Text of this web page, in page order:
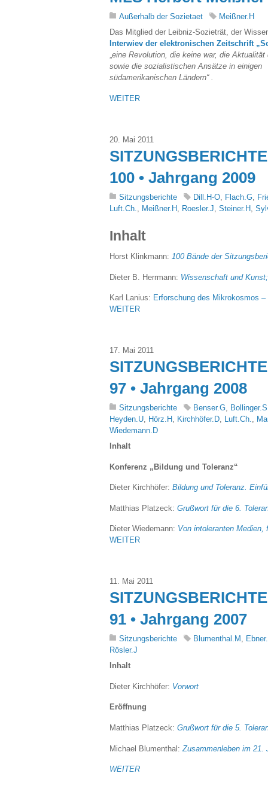
Außerhalb der Sozietaet
Meißner.H
Das Mitglied der Leibniz-Sozieträt, der
Interwiev der elektronischen Zeitschrift
„eine Revolution, die keine war, dieAktualität
sowie die sozialistischen Ansätze in einigen
südamerikanischen Ländern“ .
WEITER
20. Mai 2011
100 • Jahrgang 2009
Sitzungsberichte Dill.H-O Flach.G
Luft.Ch.
Meißner.H Roesler.J Steiner.H
Inhalt
Horst Klinkmann: 100 Bände der
Dieter B. Herrmann: Wissenschaft und
Karl Lanius: Erforschung des Mikrokosmos –
WEITER
17. Mai 2011
97 • Jahrgang 2008
Sitzungsberichte Benser.G, Bollinger.S
Heyden.U, Hörz.H , Kirchhöfer.D, Luft.Ch.,
Wiedemann.D
Inhalt
Konferenz „Bildung und Toleranz“
Dieter Kirchhöfer: Bildung und Toleranz.
Matthias Platzeck: Grußwort für die 6.
Dieter Wiedemann: Von intoleranten Medien,
WEITER
11. Mai 2011
91 • Jahrgang 2007
Sitzungsberichte Blumenthal.M ,
Rösler.J
Inhalt
Dieter Kirchhöfer: Vorwort
Eröffnung
Matthias Platzeck: Grußwort für die 5.
Michael Blumenthal: Zusammenleben im 21.
WEITER